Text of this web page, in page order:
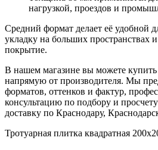
нагрузкой, проездов и
Средний формат делает её удобной
укладку на больших пространствах и
покрытие.
В нашем магазине вы можете
напрямую от производителя. Мы
форматов, оттенков и фактур,
консультацию по подбору и
доставку по Краснодару,
Тротуарная плитка квадратная